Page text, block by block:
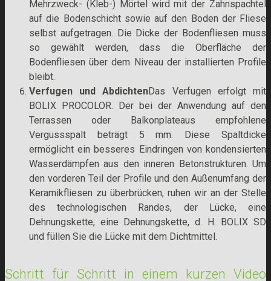
Mehrzweck- (Kleb-) Mörtel wird mit der Zahnspachtel
auf die Bodenschicht sowie auf den Boden der Fliese
selbst aufgetragen. Die Dicke der Bodenfliesen muss
so gewählt werden, dass die Oberfläche der
Bodenfliesen über dem Niveau der installierten Profile
bleibt.
Verfugen und AbdichtenDas Verfugen erfolgt mit
BOLIX PROCOLOR. Der bei der Anwendung auf den
Terrassen oder Balkonplateaus empfohlene
Vergussspalt beträgt 5 mm. Diese Spaltdicke
ermöglicht ein besseres Eindringen von kondensierten
Wasserdämpfen aus den inneren Betonstrukturen. Um
den vorderen Teil der Profile und den Außenumfang der
Keramikfliesen zu überbrücken, ruhen wir an der Stelle
des technologischen Randes, der Lücke, eine
Dehnungskette, eine Dehnungskette, d. H. BOLIX SD
und füllen Sie die Lücke mit dem Dichtmittel.
Schritt für Schritt in einem kurzen Video